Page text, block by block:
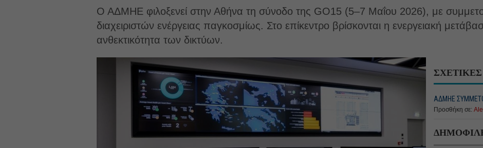
Ο ΑΔΜΗΕ φιλοξενεί στην Αθήνα τη σύνοδο της GO15 (5–7 Μαΐου 2026), με
διαχειριστών ενέργειας παγκοσμίως. Στο επίκεντρο βρίσκονται η ενεργειακή
ανθεκτικότητα των δικτύων.
ΑΔΜΗΕ
Προσθήκη σε: